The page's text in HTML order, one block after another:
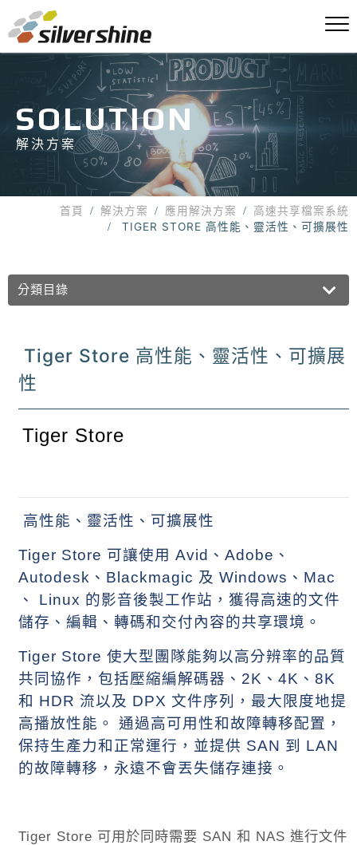
SOLUTION
解決方案
首頁 解決方案 應用解決方案
高速共享檔案系統
TIGER STORE 高性能、靈活性、可擴展性
分類目錄
Tiger Store 高性能、靈活性、可擴展
性
Tiger Store
高性能、靈活性、可擴展性
Tiger Store 可讓使用 Avid 、 Adobe 、
Autodesk 、 Blackmagic 及 Windows 、 Mac
、
Linux 的影音後製工作站，獲得高速的文件
儲存、編輯、轉碼和交付內容的共享環境。
Tiger Store 使大型團隊能夠以高分辨率的品質
共同協作，包括壓縮編解碼器、 2K 、 4K 、 8K
和 HDR 流以及 DPX 文件序列，最大限度地提
高播放性能。 通過高可用性和故障轉移配置，
保持生產力和正常運行，並提供 SAN 到
LAN
的故障轉移，永遠不會丟失儲存連接。
Tiger Store 可用於同時需要 SAN 和 NAS 進行文件